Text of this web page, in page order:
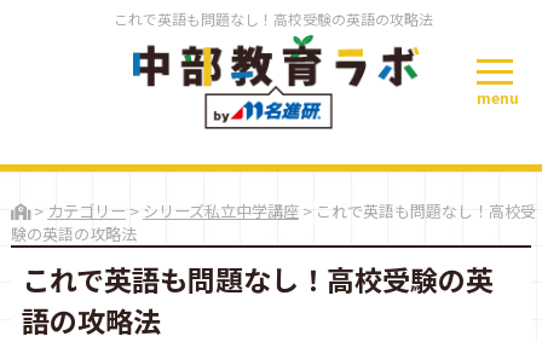
これで英語も問題なし！高校受験の英語の攻略法
menu
> カテゴリー > シリーズ私立中学講座> これで英語も問題なし！高校受
験の英語の攻略法
これで英語も問題なし！高校受験の英
語の攻略法